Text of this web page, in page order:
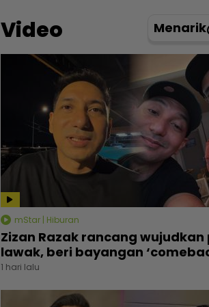
Video
mStar | Hiburan
Zizan Razak rancang
lawak, beri bayangan
1 hari lalu